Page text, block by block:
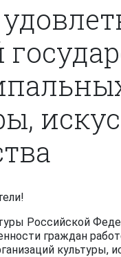
Российской
граждан
культуры,